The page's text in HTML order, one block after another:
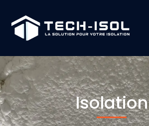
Isolation